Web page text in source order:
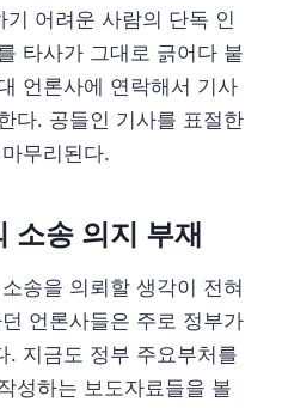
어려운 사람의 단독 인
타사가 그대로 긁어다 붙
언론사에 연락해서 기사
다. 공들인 기사를 표절한
무리된다.
소송 의지 부재
송을 의뢰할 생각이 전혀
언론사들은 주로 정부가
. 지금도 정부 주요부처를
성하는 보도자료들을 볼